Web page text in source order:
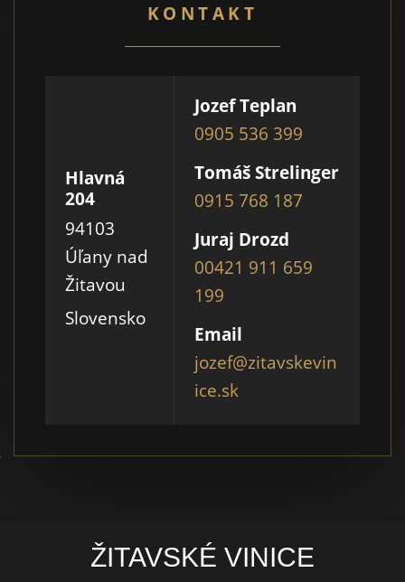
KONTAKT
Hlavná
204
94103
Úľany nad
Žitavou
Slovensko
Jozef Teplan
0905 536 399
Tomáš Strelinger
0915 768 187
Juraj Drozd
00421 911 659
199
Email
jozef@zitavskevin
ice.sk
ŽITAVSKÉ VINICE